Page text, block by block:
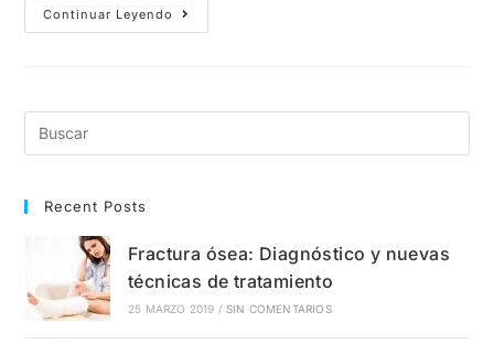
Continuar Leyendo
¿Qué
Es
Y
Recent Posts
Fractura ósea: Diagnóstico y nuevas
técnicas de tratamiento
25 MARZO 2019 / SIN COMENTARIOS